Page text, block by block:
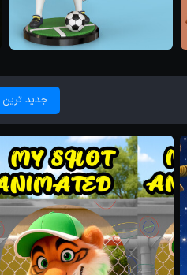
جدید ترین